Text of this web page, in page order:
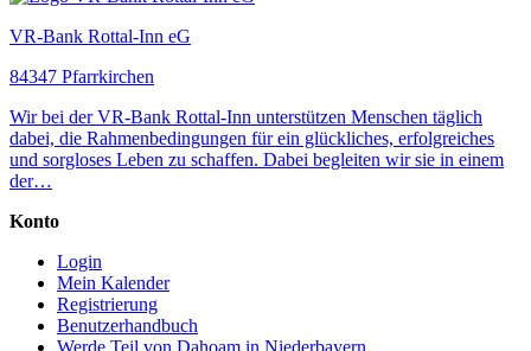
VR-Bank Rottal-Inn eG
84347 Pfarrkirchen
Wir bei der VR-Bank Rottal-Inn unterstützen Menschen täglich
dabei, die Rahmenbedingungen für ein glückliches, erfolgreiches
und sorgloses Leben zu schaffen. Dabei begleiten wir sie in einem
der…
Konto
Login
Mein Kalender
Registrierung
Benutzerhandbuch
Werde Teil von Dahoam in Niederbayern